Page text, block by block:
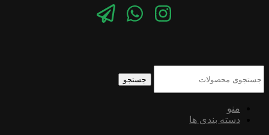
جستجو
منو
دسته بندی ها